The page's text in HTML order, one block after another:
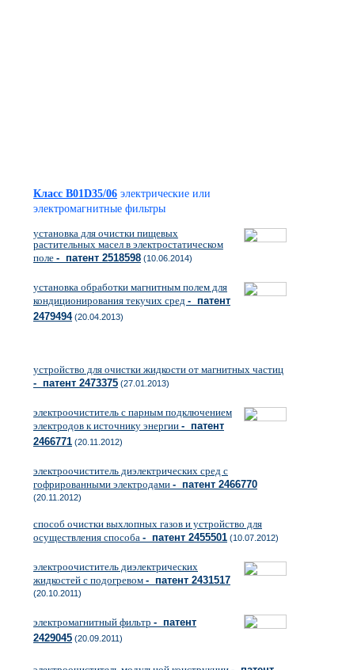
Класс B01D35/06 электрические или
электромагнитные фильтры
установка для очистки пищевых
растительных масел в электростатическом
поле - патент 2518598 (10.06.2014)
установка обработки магнитным полем для
кондиционирования текучих сред - патент
2479494(20.04.2013)
устройство для очистки жидкости от магнитных частиц
- патент 2473375 (27.01.2013)
электроочиститель с парным подключением
электродов к источнику энергии - патент
2466771 (20.11.2012)
электроочиститель диэлектрических сред с
гофрированными электродами - патент 2466770
(20.11.2012)
способ очистки выхлопных газов и устройство для
осуществления способа - патент 2455501 (10.07.2012)
электроочиститель диэлектрических
жидкостей с подогревом - патент 2431517
(20.10.2011)
электромагнитный фильтр - патент
2429045 (20.09.2011)